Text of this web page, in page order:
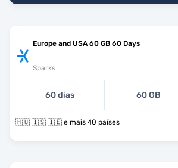
Europe and USA 60 GB 60 Days
Sparks
60 dias 60 GB
🇭🇺 🇮🇸 🇮🇪 e mais 40 países